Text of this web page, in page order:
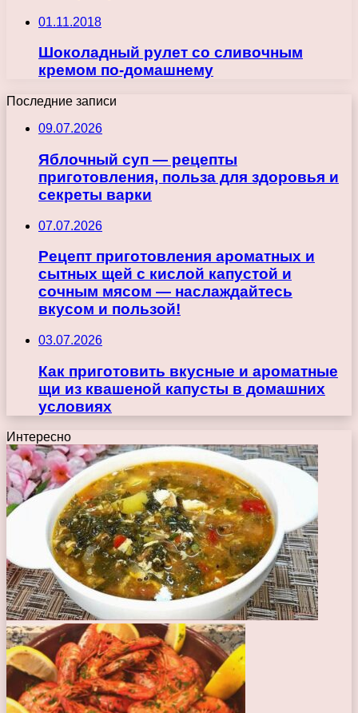
01.11.2018
Шоколадный рулет со сливочным
кремом по-домашнему
Последние записи
09.07.2026
Яблочный суп — рецепты
приготовления, польза для здоровья и
секреты варки
07.07.2026
Рецепт приготовления ароматных и
сытных щей с кислой капустой и
сочным мясом — наслаждайтесь
вкусом и пользой!
03.07.2026
Как приготовить вкусные и ароматные
щи из квашеной капусты в домашних
условиях
Интересно